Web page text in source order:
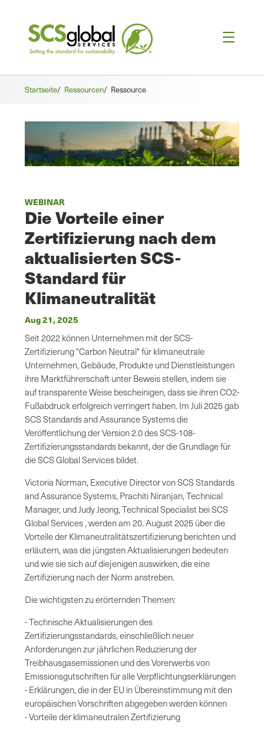
Startseite/ Ressourcen/ Ressource
WEBINAR
Die Vorteile einer
Zertifizierung nach dem
aktualisierten SCS-
Standard für
Klimaneutralität
Aug 21, 2025
Seit 2022 können Unternehmen mit der SCS-
Zertifizierung "Carbon Neutral" für klimaneutrale
Unternehmen, Gebäude, Produkte und Dienstleistungen
ihre Marktführerschaft unter Beweis stellen, indem sie
auf transparente Weise bescheinigen, dass sie ihren CO2-
Fußabdruck erfolgreich verringert haben. Im Juli 2025 gab
SCS Standards and Assurance Systems die
Veröffentlichung der Version 2.0 des SCS-108-
Zertifizierungsstandards bekannt, der die Grundlage für
die SCS Global Services bildet.
Victoria Norman, Executive Director von SCS Standards
and Assurance Systems, Prachiti Niranjan, Technical
Manager, und Judy Jeong, Technical Specialist bei SCS
Global Services , werden am 20. August 2025 über die
Vorteile der Klimaneutralitätszertifizierung berichten und
erläutern, was die jüngsten Aktualisierungen bedeuten
und wie sie sich auf diejenigen auswirken, die eine
Zertifizierung nach der Norm anstreben.
Die wichtigsten zu erörternden Themen:
- Technische Aktualisierungen des
Zertifizierungsstandards, einschließlich neuer
Anforderungen zur jährlichen Reduzierung der
Treibhausgasemissionen und des Vorerwerbs von
Emissionsgutschriften für alle Verpflichtungserklärungen
- Erklärungen, die in der EU in Übereinstimmung mit den
europäischen Vorschriften abgegeben werden können
- Vorteile der klimaneutralen Zertifizierung